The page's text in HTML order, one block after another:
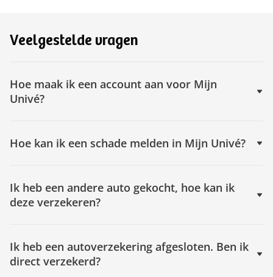
Veelgestelde vragen
Hoe maak ik een account aan voor Mijn
Univé?
Hoe kan ik een schade melden in Mijn Univé?
Ik heb een andere auto gekocht, hoe kan ik
deze verzekeren?
Ik heb een autoverzekering afgesloten. Ben ik
direct verzekerd?